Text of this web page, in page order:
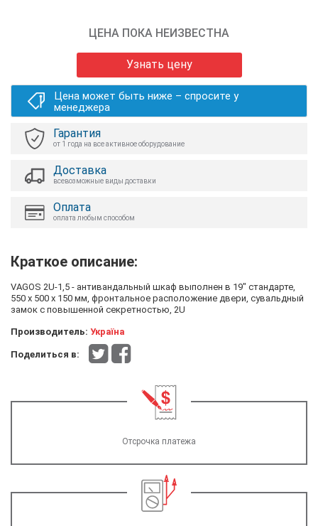
ЦЕНА ПОКА НЕИЗВЕСТНА
Узнать цену
Цена может быть ниже – спросите у
менеджера
Гарантия
от 1 года на все активное оборудование
Доставка
всевозможные виды доставки
Оплата
оплата любым способом
Краткое описание:
VAGOS 2U-1,5 - антивандальный шкаф выполнен в 19" стандарте,
550 х 500 х 150 мм, фронтальное расположение двери, сувальдный
замок с повышенной секретностью, 2U
Производитель: Україна
Поделиться в:
Отсрочка платежа